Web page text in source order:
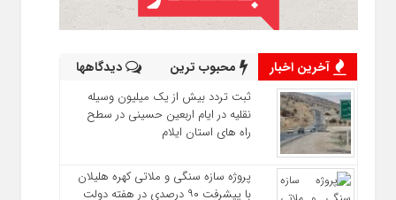
آخرین اخبار محبوب ترین دیدگاهها
ثبت تردد بیش از یک میلیون وسیله
نقلیه در ایام اربعین حسینی در سطح
راه‌ های استان ایلام
پروژه سازه سنگی و ملاتی کهره هلیلان
با پیشرفت ۹۰ درصدی در هفته دولت